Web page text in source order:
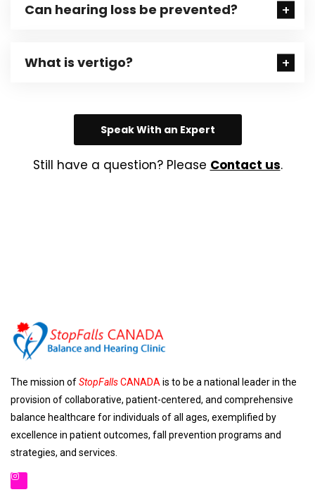
Can hearing loss be prevented?
What is vertigo?
Speak With an Expert
Still have a question? Please Contact us.
The mission ofStopFallsCANADA is to be a national leader in the
provision of collaborative, patient-centered, and comprehensive
balance healthcare for individuals of all ages, exemplified by
excellence in patient outcomes, fall prevention programs and
strategies, and services.